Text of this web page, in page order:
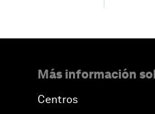
Más información
Centros